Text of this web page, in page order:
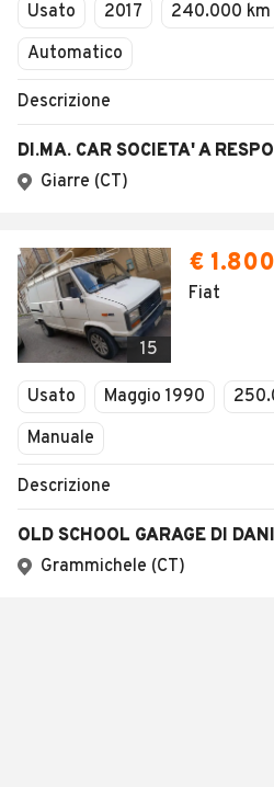
Concessionari
Usato 2017 240.000 km
Automatico
Descrizione
Giarre (CT)
15
€ 1.800
Fiat
Usato Maggio 1990
Manuale
Descrizione
OLD SCHOOL GARAGE DI
Grammichele (CT)